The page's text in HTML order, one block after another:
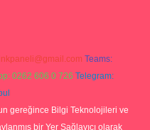
Teams:
0262 606 0 726 Telegram:
gereğince Bilgi Teknolojileri ve
bir Yer Sağlayıcı olarak